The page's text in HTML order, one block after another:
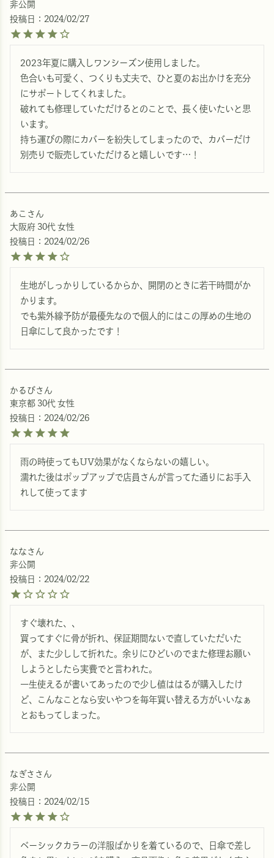
非公開
投稿日
2024/02/27
2023年夏に購入しワンシーズン使用しました。
色合いも可愛く、つくりも丈夫で、ひと夏のお出かけを充分
にサポートしてくれました。
破れても修理していただけるとのことで、長く使いたいと思
います。
持ち運びの際にカバーを紛失してしまったので、カバーだけ
別売りで販売していただけると嬉しいです…！
あこ
大阪府 30代 女性
投稿日
2024/02/26
生地がしっかりしているからか、開閉のときに若干時間がか
かります。
でも紫外線予防が最優先なので個人的にはこの厚めの生地の
日傘にして良かったです！
かるび
東京都 30代 女性
投稿日
2024/02/26
雨の時使ってもUV効果がなくならないの嬉しい。
濡れた後はポップアップで店員さんが言ってた通りにお手入
なな
非公開
投稿日
2024/02/22
すぐ壊れた、、
買ってすぐに骨が折れ、保証期間ないで直していただいた
が、また少しして折れた。余りにひどいのでまた修理お願い
しようとしたら実費でと言われた。
一生使えるが書いてあったので少し値ははるが購入したけ
ど、こんなことなら安いやつを毎年買い替える方がいいなぁ
なぎさ
非公開
投稿日
2024/02/15
ベーシックカラーの洋服ばかりを着ているので、日傘で差し